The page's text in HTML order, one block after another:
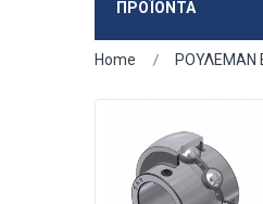
ΠΡΟΪΟΝΤΑ
Home ΡΟΥΛΕΜΑΝ